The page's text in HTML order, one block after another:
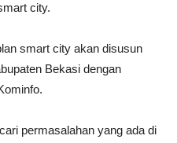
city.
smart city akan disusun
Bekasi dengan
permasalahan yang ada di